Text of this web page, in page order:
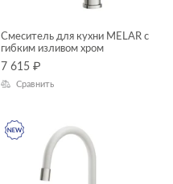
Смеситель для кухни MELAR с
гибким изливом хром
7 615 ₽
Сравнить